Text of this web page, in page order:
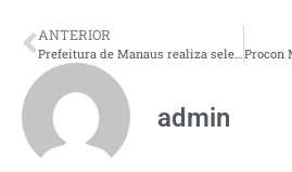
ANTERIOR
Prefeitura de Manaus realiza seletiva de atletismo da DDZ Leste 1 para a 27ª edição das Municipíadas
admin